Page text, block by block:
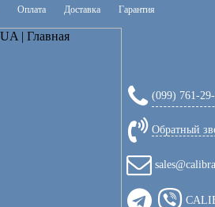
Оплата Доставка Гарантия
(099) 761-
Обратный